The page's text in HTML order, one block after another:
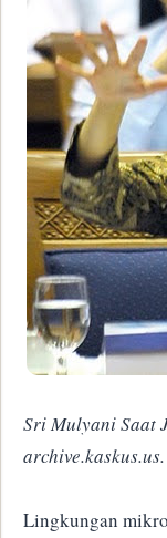
Sri Mulyani Saat
archive.kaskus.us.
Lingkungan